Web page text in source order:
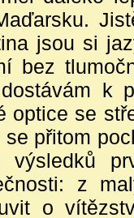
jsou si
bez
k
optice se
se přitom
výsledků
z
o